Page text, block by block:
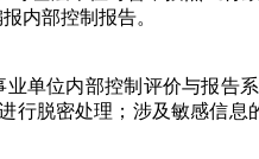
内部控制报告。
单位内部控制评价与报告
行脱密处理；涉及敏感信